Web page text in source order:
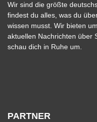
Wir sind die größte
findest du alles, was du
wissen musst. Wir bieten
aktuellen Nachrichten über
schau dich in Ruhe um.
PARTNER